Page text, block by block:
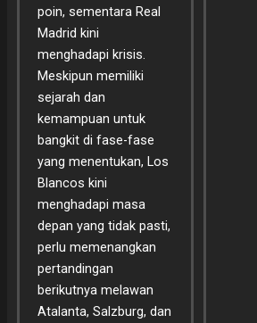
poin, sementara Real
Madrid kini
menghadapi krisis.
Meskipun memiliki
sejarah dan
kemampuan untuk
bangkit di fase-fase
yang menentukan, Los
Blancos kini
menghadapi masa
depan yang tidak pasti,
perlu memenangkan
pertandingan
berikutnya melawan
Atalanta, Salzburg, dan